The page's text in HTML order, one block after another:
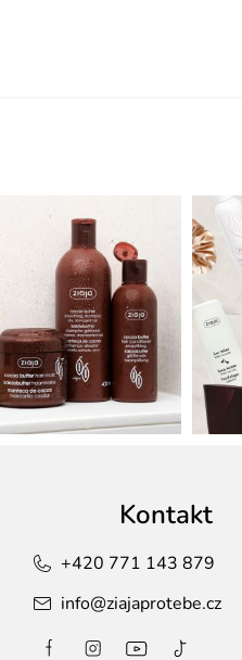
Kontakt
info@ziajaprotebe.cz
+420 771 143 879